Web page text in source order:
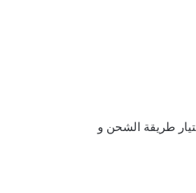
طريقة الشحن و